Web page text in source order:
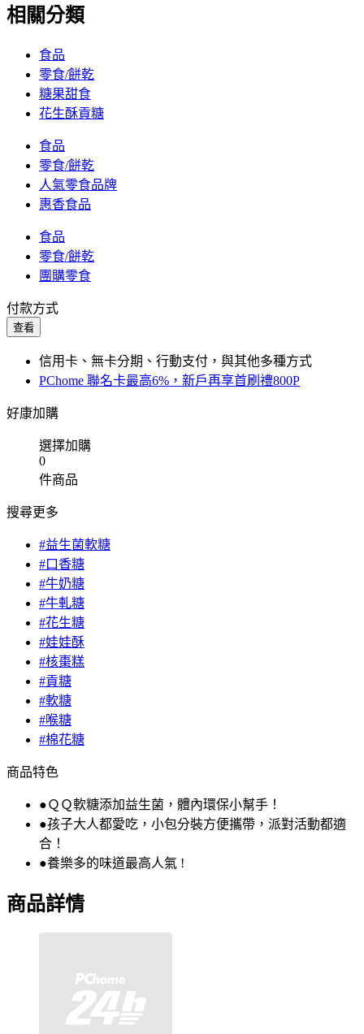
相關分類
食品
零食/餅乾
糖果甜食
花生酥貢糖
食品
零食/餅乾
人氣零食品牌
惠香食品
食品
零食/餅乾
團購零食
付款方式
查看
信用卡、無卡分期、行動支付，與其他多種方式
PChome 聯名卡最高6%，新戶再享首刷禮800P
好康加購
選擇加購
0
件商品
搜尋更多
#益生菌軟糖
#口香糖
#牛奶糖
#牛軋糖
#花生糖
#娃娃酥
#核棗糕
#貢糖
#軟糖
#喉糖
#棉花糖
商品特色
●ＱＱ軟糖添加益生菌，體內環保小幫手！
●孩子大人都愛吃，小包分裝方便攜帶，派對活動都適
合！
●養樂多的味道最高人氣 !
商品詳情